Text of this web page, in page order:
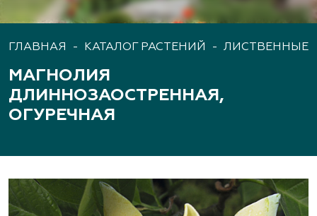
ГЛАВНАЯ - КАТАЛОГ РАСТЕНИЙ - ЛИСТВЕННЫЕ
МАГНОЛИЯ
ДЛИННОЗАОСТРЕННАЯ,
ОГУРЕЧНАЯ